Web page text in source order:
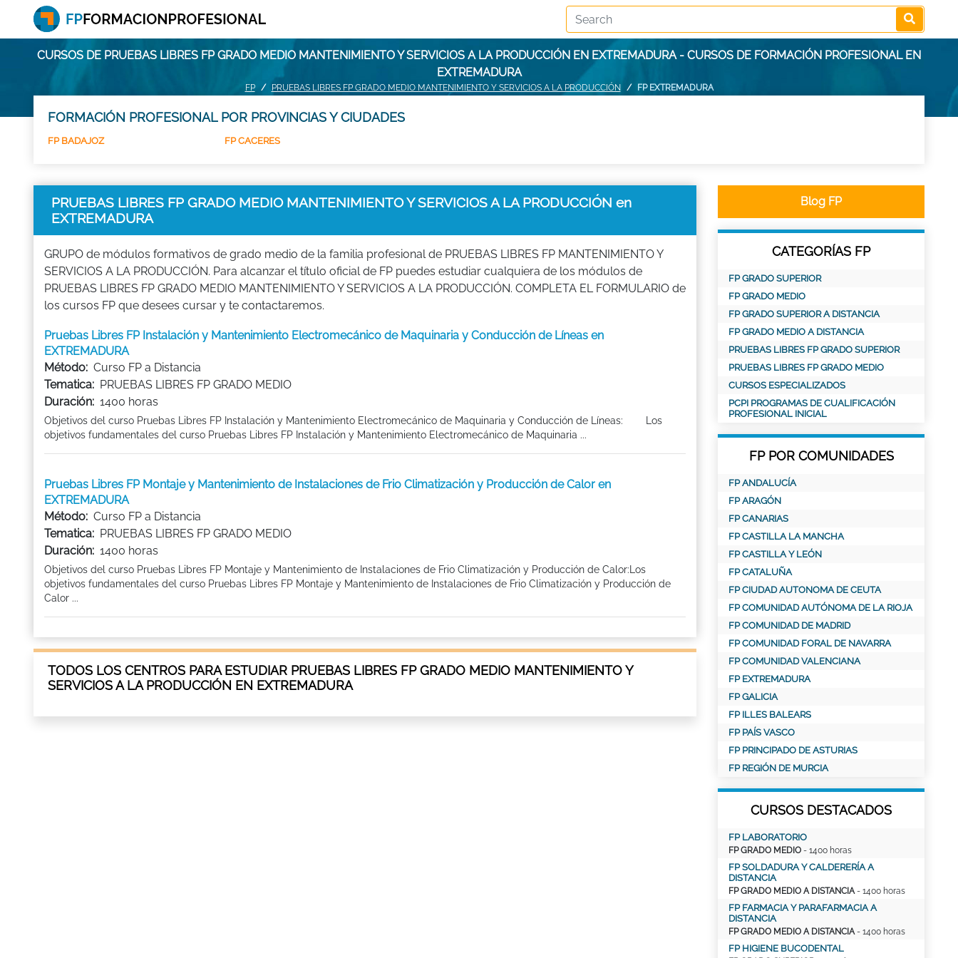
CURSOS DE PRUEBAS LIBRES FP GRADO MEDIO MANTENIMIENTO Y SERVICIOS A LA PRODUCCIÓN EN EXTREMADURA - CURSOS DE FORMACIÓN PROFESIONAL EN
EXTREMADURA
FP PRUEBAS LIBRES FP GRADO MEDIO MANTENIMIENTO Y SERVICIOS A LA PRODUCCIÓN FP EXTREMADURA
FORMACIÓN PROFESIONAL POR PROVINCIAS Y CIUDADES
FP BADAJOZ FP CACERES
PRUEBAS LIBRES FP GRADO MEDIO MANTENIMIENTO Y SERVICIOS A LA PRODUCCIÓN en
EXTREMADURA
GRUPO de módulos formativos de grado medio de la familia profesional de PRUEBAS LIBRES FP MANTENIMIENTO Y
SERVICIOS A LA PRODUCCIÓN. Para alcanzar el título oficial de FP puedes estudiar cualquiera de los módulos de
PRUEBAS LIBRES FP GRADO MEDIO MANTENIMIENTO Y SERVICIOS A LA PRODUCCIÓN. COMPLETA EL FORMULARIO de
los cursos FP que desees cursar y te contactaremos.
Pruebas Libres FP Instalación y Mantenimiento Electromecánico de Maquinaria y Conducción de Líneas en
EXTREMADURA
Método: Curso FP a Distancia
Tematica: PRUEBAS LIBRES FP GRADO MEDIO
Duración: 1400 horas
Objetivos del curso Pruebas Libres FP Instalación y Mantenimiento Electromecánico de Maquinaria y Conducción de Líneas: Los
objetivos fundamentales del curso Pruebas Libres FP Instalación y Mantenimiento Electromecánico de Maquinaria ...
Pruebas Libres FP Montaje y Mantenimiento de Instalaciones de Frio Climatización y Producción de Calor en
EXTREMADURA
Método: Curso FP a Distancia
Tematica: PRUEBAS LIBRES FP GRADO MEDIO
Duración: 1400 horas
Objetivos del curso Pruebas Libres FP Montaje y Mantenimiento de Instalaciones de Frio Climatización y Producción de Calor:Los
objetivos fundamentales del curso Pruebas Libres FP Montaje y Mantenimiento de Instalaciones de Frio Climatización y Producción de
Calor ...
TODOS LOS CENTROS PARA ESTUDIAR PRUEBAS LIBRES FP GRADO MEDIO MANTENIMIENTO Y
SERVICIOS A LA PRODUCCIÓN EN EXTREMADURA
Blog FP
CATEGORÍAS FP
FP GRADO SUPERIOR
FP GRADO MEDIO
FP GRADO SUPERIOR A DISTANCIA
FP GRADO MEDIO A DISTANCIA
PRUEBAS LIBRES FP GRADO SUPERIOR
PRUEBAS LIBRES FP GRADO MEDIO
CURSOS ESPECIALIZADOS
PCPI PROGRAMAS DE CUALIFICACIÓN
PROFESIONAL INICIAL
FP POR COMUNIDADES
FP ANDALUCÍA
FP ARAGÓN
FP CANARIAS
FP CASTILLA LA MANCHA
FP CASTILLA Y LEÓN
FP CATALUÑA
FP CIUDAD AUTONOMA DE CEUTA
FP COMUNIDAD AUTÓNOMA DE LA RIOJA
FP COMUNIDAD DE MADRID
FP COMUNIDAD FORAL DE NAVARRA
FP COMUNIDAD VALENCIANA
FP EXTREMADURA
FP GALICIA
FP ILLES BALEARS
FP PAÍS VASCO
FP PRINCIPADO DE ASTURIAS
FP REGIÓN DE MURCIA
CURSOS DESTACADOS
FP LABORATORIO
FP GRADO MEDIO - 1400 horas
FP SOLDADURA Y CALDERERÍA A
DISTANCIA
FP GRADO MEDIO A DISTANCIA- 1400 horas
FP FARMACIA Y PARAFARMACIA A
DISTANCIA
FP GRADO MEDIO A DISTANCIA- 1400 horas
FP HIGIENE BUCODENTAL